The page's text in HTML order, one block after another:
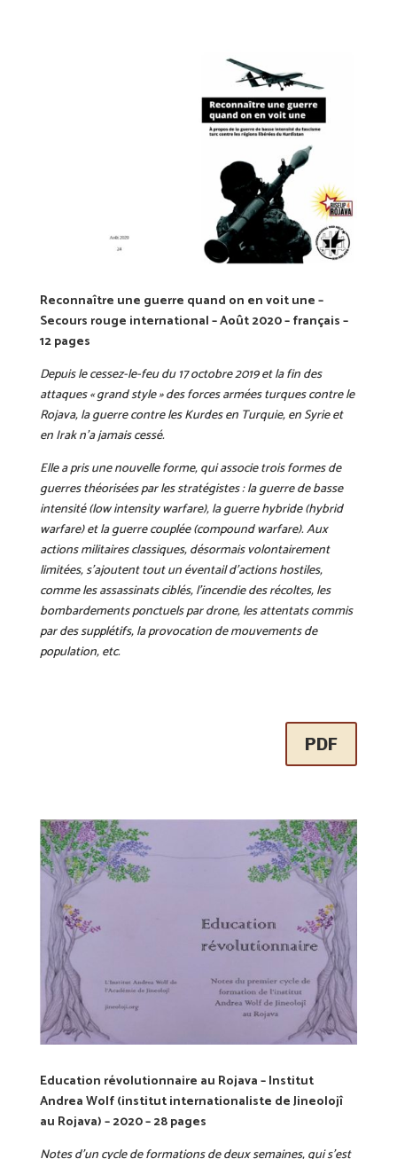
Reconnaître une guerre quand on en voit une –
Secours rouge international – Août 2020 – français –
12 pages
Depuis le cessez-le-feu du 17 octobre 2019 et la fin des
attaques « grand style » des forces armées turques contre le
Rojava, la guerre contre les Kurdes en Turquie, en Syrie et
en Irak n’a jamais cessé.
Elle a pris une nouvelle forme, qui associe trois formes de
guerres théorisées par les stratégistes : la guerre de basse
intensité (low intensity warfare), la guerre hybride (hybrid
warfare) et la guerre couplée (compound warfare). Aux
actions militaires classiques, désormais volontairement
limitées, s’ajoutent tout un éventail d’actions hostiles,
comme les assassinats ciblés, l’incendie des récoltes, les
bombardements ponctuels par drone, les attentats commis
par des supplétifs, la provocation de mouvements de
population, etc.
PDF
Education révolutionnaire au Rojava – Institut
Andrea Wolf (institut internationaliste de Jineolojî
au Rojava) – 2020 – 28 pages